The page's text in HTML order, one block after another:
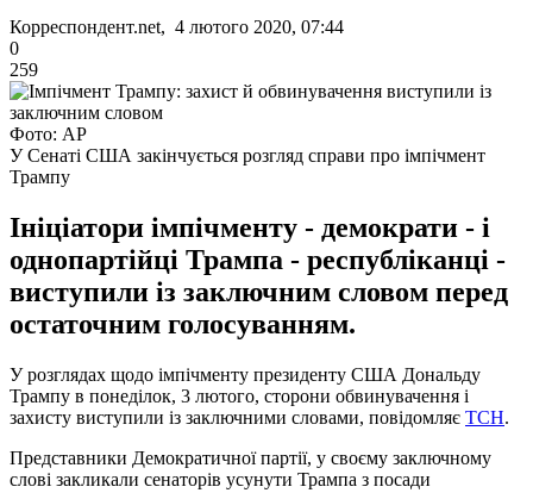
Корреспондент.net, 4 лютого 2020, 07:44
0
259
Фото: АР
У Сенаті США закінчується розгляд справи про імпічмент
Трампу
Ініціатори імпічменту - демократи - і
однопартійці Трампа - республіканці -
виступили із заключним словом перед
остаточним голосуванням.
У розглядах щодо імпічменту президенту США Дональду
Трампу в понеділок, 3 лютого, сторони обвинувачення і
захисту виступили із заключними словами, повідомляє ТСН.
Представники Демократичної партії, у своєму заключному
слові закликали сенаторів усунути Трампа з посади